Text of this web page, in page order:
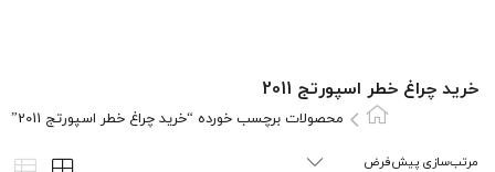
خرید چراغ خطر اسپورتج 2011
محصولات برچسب خورده “خرید چراغ خطر اسپورتج 2011”